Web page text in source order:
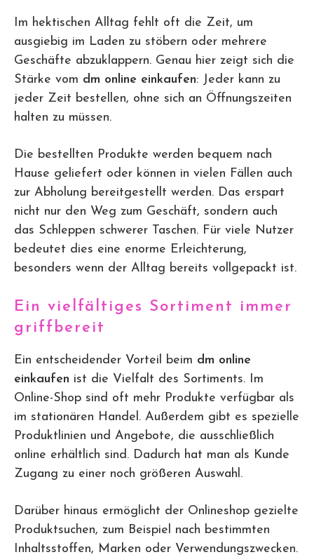
Im hektischen Alltag fehlt oft die Zeit, um
ausgiebig im Laden zu stöbern oder mehrere
Geschäfte abzuklappern. Genau hier zeigt sich die
Stärke vom dm online einkaufen: Jeder kann zu
jeder Zeit bestellen, ohne sich an Öffnungszeiten
halten zu müssen.
Die bestellten Produkte werden bequem nach
Hause geliefert oder können in vielen Fällen auch
zur Abholung bereitgestellt werden. Das erspart
nicht nur den Weg zum Geschäft, sondern auch
das Schleppen schwerer Taschen. Für viele Nutzer
bedeutet dies eine enorme Erleichterung,
besonders wenn der Alltag bereits vollgepackt ist.
Ein vielfältiges Sortiment immer
griffbereit
Ein entscheidender Vorteil beim dm online
einkaufen ist die Vielfalt des Sortiments. Im
Online-Shop sind oft mehr Produkte verfügbar als
im stationären Handel. Außerdem gibt es spezielle
Produktlinien und Angebote, die ausschließlich
online erhältlich sind. Dadurch hat man als Kunde
Zugang zu einer noch größeren Auswahl.
Darüber hinaus ermöglicht der Onlineshop gezielte
Produktsuchen, zum Beispiel nach bestimmten
Inhaltsstoffen, Marken oder Verwendungszwecken.